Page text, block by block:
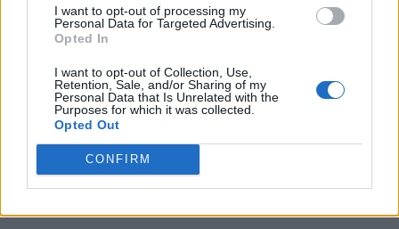
I want to opt-out of processing my
Personal Data for Targeted Advertising.
Opted In
I want to opt-out of Collection, Use,
Retention, Sale, and/or Sharing of my
Personal Data that Is Unrelated with the
Purposes for which it was collected.
Opted Out
CONFIRM
παρά το σκάνδαλο – Έντονες αντιδράσεις
09/08/2026
Μία ομάδα έμπειρων δημοσιογράφων δημιούργησαν πριν μερικά χρόνια το
τους τίτλους των ειδήσεων. Μαζί με μια μαχητική δημοσιογραφική ομάδα,
αποκαλύπτουν πολιτικά και παραπολιτικά θέματα, γράφουν επωνύμως την
άποψη τους, με γνώμονα τον ενημερωμένο αναγνώστη.